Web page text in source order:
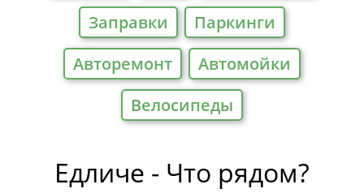
Заправки
Паркинги
Авторемонт
Автомойки
Велосипеды
Едличе - Что рядом?